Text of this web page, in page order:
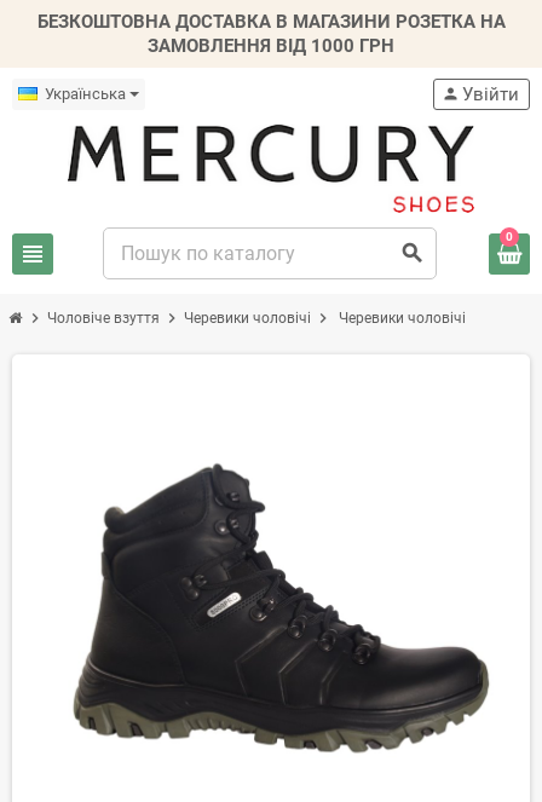
БЕЗКОШТОВНА ДОСТАВКА В МАГАЗИНИ РОЗЕТКА НА
ЗАМОВЛЕННЯ ВІД 1000 ГРН
Українська
view_headline search
person Увійти
0
chevron_right Чоловіче взуття chevron_right Черевики чоловічі chevron_right Черевики чоловічі